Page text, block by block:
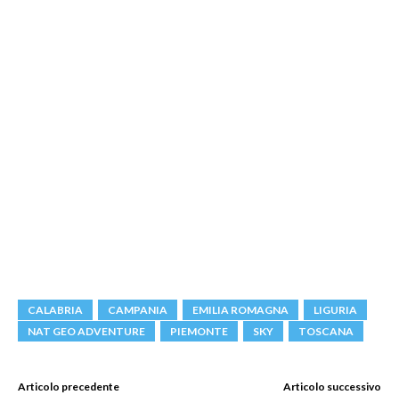
CALABRIA CAMPANIA EMILIA ROMAGNA
LIGURIA
NAT GEO ADVENTURE
PIEMONTE SKY TOSCANA
Articolo precedente Articolo successivo